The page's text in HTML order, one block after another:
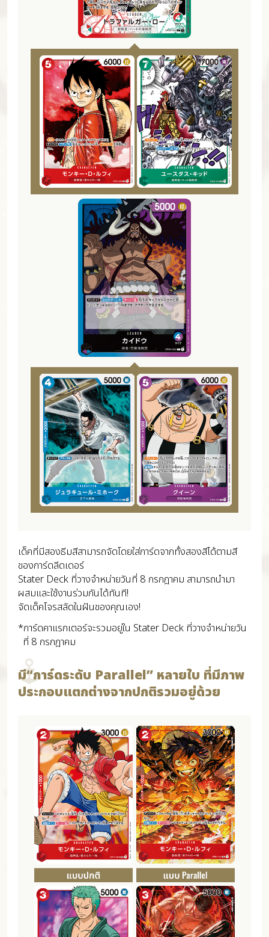
เด็คที่มีสองธีมสีสามารถจัดโดยใส่การ์ดจากทั้งสองสีได้ตามสี
ของการ์ดลีดเดอร์
Stater Deck ที่วางจำหน่ายวันที่ 8 กรกฎาคม สามารถนำมา
ผสมและใช้งานร่วมกันได้ทันที!
จัดเด็คโจรสลัดในฝันของคุณเอง!
*การ์ดคาแรกเตอร์จะรวมอยู่ใน Stater Deck ที่วางจำหน่ายวัน
ที่ 8 กรกฎาคม
มี“การ์ดระดับ Parallel” หลายใบ ที่มีภาพ
ประกอบแตกต่างจากปกติรวมอยู่ด้วย